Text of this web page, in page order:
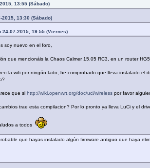
13:55 (Sábado)
13:30 (Sábado)
24-07-2015, 19:55 (Viernes)
soy nuevo en el foro,
que mencionáis la Chaos Calmer 15.05 RC3, en un router
la wifi por ningún lado, he comprobado que lleva instalado el
que sihttp://wiki.openwrt.org/doc/uci/wireless por favor
trae esta compilacion? Por lo pronto ya lleva LuCi y el
a todos
que hayas instalado algún firmware antiguo que haya